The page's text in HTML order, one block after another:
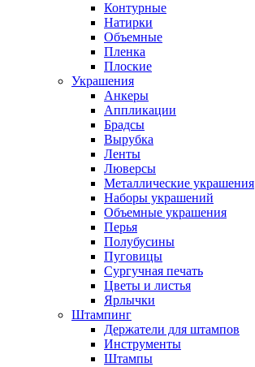
Контурные
Натирки
Объемные
Пленка
Плоские
Украшения
Анкеры
Аппликации
Брадсы
Вырубка
Ленты
Люверсы
Металлические украшения
Наборы украшений
Объемные украшения
Перья
Полубусины
Пуговицы
Сургучная печать
Цветы и листья
Ярлычки
Штампинг
Держатели для штампов
Инструменты
Штампы